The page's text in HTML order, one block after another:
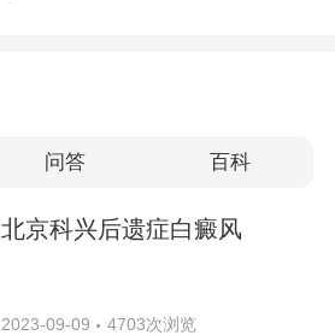
问答 百科
北京科兴后遗症白癜风
2023-09-09 4703次浏览